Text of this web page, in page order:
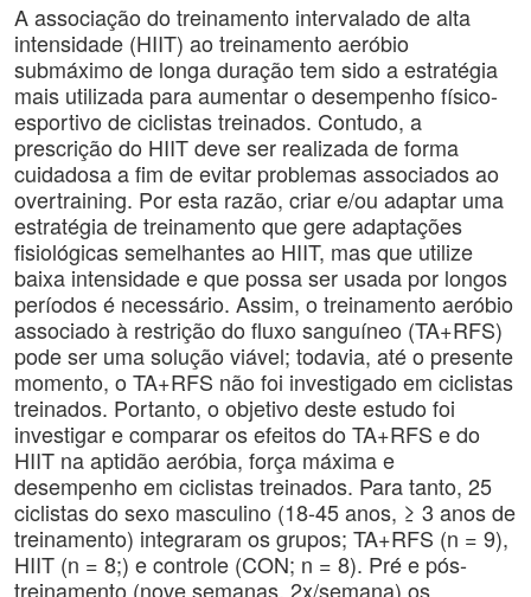
A associação do treinamento intervalado de alta
intensidade (HIIT) ao treinamento aeróbio
submáximo de longa duração tem sido a estratégia
mais utilizada para aumentar o desempenho físico-
esportivo de ciclistas treinados. Contudo, a
prescrição do HIIT deve ser realizada de forma
cuidadosa a fim de evitar problemas associados ao
overtraining. Por esta razão, criar e/ou adaptar uma
estratégia de treinamento que gere adaptações
fisiológicas semelhantes ao HIIT, mas que utilize
baixa intensidade e que possa ser usada por longos
períodos é necessário. Assim, o treinamento aeróbio
associado à restrição do fluxo sanguíneo (TA+RFS)
pode ser uma solução viável; todavia, até o presente
momento, o TA+RFS não foi investigado em ciclistas
treinados. Portanto, o objetivo deste estudo foi
investigar e comparar os efeitos do TA+RFS e do
HIIT na aptidão aeróbia, força máxima e
desempenho em ciclistas treinados. Para tanto, 25
ciclistas do sexo masculino (18-45 anos, ≥ 3 anos de
treinamento) integraram os grupos; TA+RFS (n = 9),
HIIT (n = 8;) e controle (CON; n = 8). Pré e pós-
treinamento (nove semanas, 2x/semana) os